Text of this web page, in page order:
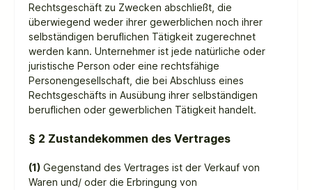
Rechtsgeschäft zu Zwecken abschließt, die
überwiegend weder ihrer gewerblichen noch ihrer
selbständigen beruflichen Tätigkeit zugerechnet
werden kann. Unternehmer ist jede natürliche oder
juristische Person oder eine rechtsfähige
Personengesellschaft, die bei Abschluss eines
Rechtsgeschäfts in Ausübung ihrer selbständigen
beruflichen oder gewerblichen Tätigkeit handelt.
§ 2 Zustandekommen des Vertrages
(1) Gegenstand des Vertrages ist der Verkauf von
Waren und/ oder die Erbringung von